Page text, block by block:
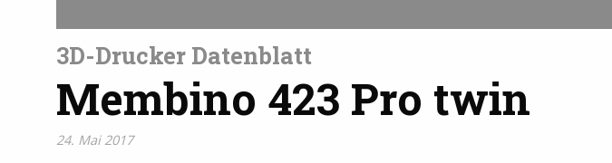
3D-Drucker Datenblatt
Membino 423 Pro twin
24. Mai 2017